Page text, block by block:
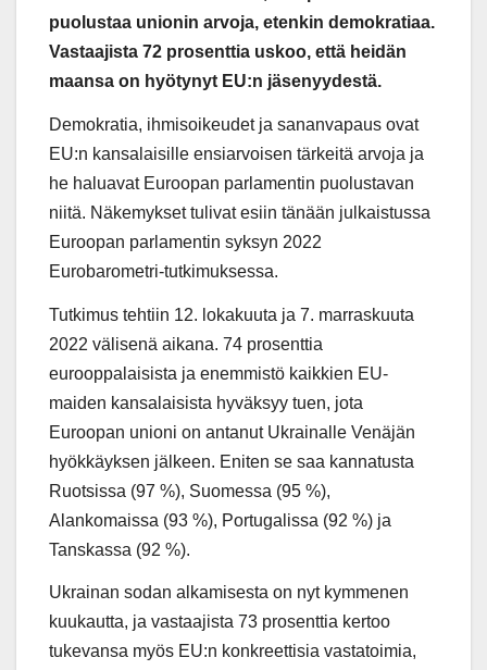
puolustaa unionin arvoja, etenkin demokratiaa.
Vastaajista 72 prosenttia uskoo, että heidän
maansa on hyötynyt EU:n jäsenyydestä.
Demokratia, ihmisoikeudet ja sananvapaus ovat
EU:n kansalaisille ensiarvoisen tärkeitä arvoja ja
he haluavat Euroopan parlamentin puolustavan
niitä. Näkemykset tulivat esiin tänään julkaistussa
Euroopan parlamentin syksyn 2022
Eurobarometri-tutkimuksessa.
Tutkimus tehtiin 12. lokakuuta ja 7. marraskuuta
2022 välisenä aikana. 74 prosenttia
eurooppalaisista ja enemmistö kaikkien EU-
maiden kansalaisista hyväksyy tuen, jota
Euroopan unioni on antanut Ukrainalle Venäjän
hyökkäyksen jälkeen. Eniten se saa kannatusta
Ruotsissa (97 %), Suomessa (95 %),
Alankomaissa (93 %), Portugalissa (92 %) ja
Tanskassa (92 %).
Ukrainan sodan alkamisesta on nyt kymmenen
kuukautta, ja vastaajista 73 prosenttia kertoo
tukevansa myös EU:n konkreettisia vastatoimia,